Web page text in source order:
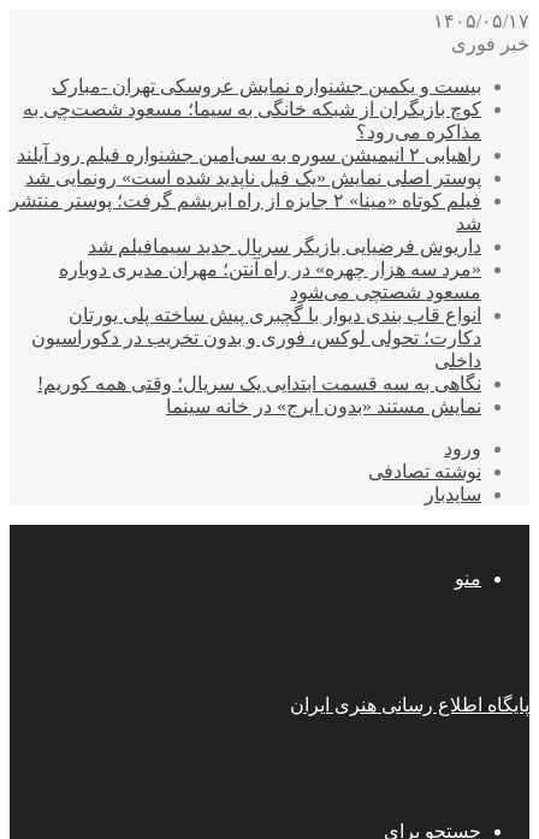
۱۴۰۵/۰۵/۱۷
خبر فوری
بیست و یکمین جشنواره نمایش عروسکی تهران -مبارک
کوچ بازیگران از شبکه خانگی به سیما؛ مسعود شصت‌چی به
مذاکره می‌رود؟
راهیابی ۲ انیمیشن سوره به سی‌امین جشنواره فیلم رود آیلند
پوستر اصلی نمایش «یک فیل ناپدید شده است» رونمایی شد
فیلم کوتاه «مینا» ۲ جایزه از راه ابریشم گرفت؛ پوستر منتشر
شد
داریوش فرضیایی بازیگر سریال جدید سیمافیلم شد
«مرد سه هزار چهره» در راه آنتن؛ مهران مدیری دوباره
مسعود شصتچی می‌شود
انواع قاب بندی دیوار با گچبری پیش ساخته پلی یورتان
دکارت؛ تحولی لوکس، فوری و بدون تخریب در دکوراسیون
داخلی
نگاهی به سه قسمت ابتدایی یک سریال؛ وقتی همه کوریم!
نمایش مستند «بدون ایرج» در خانه سینما
ورود
نوشته تصادفی
سایدبار
منو
پایگاه اطلاع رسانی هنری ایران
جستجو برای